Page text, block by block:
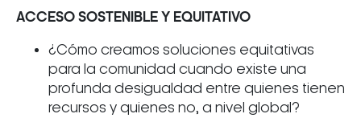
ACCESO SOSTENIBLE Y EQUITATIVO
¿Cómo creamos soluciones equitativas
para la comunidad cuando existe una
profunda desigualdad entre quienes tienen
recursos y quienes no, a nivel global?